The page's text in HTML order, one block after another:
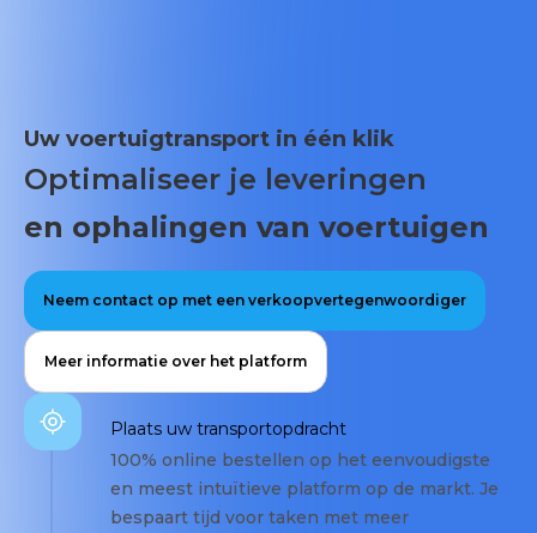
Uw voertuigtransport in één klik
Optimaliseer je leveringen
en ophalingen van voertuigen
Neem contact op met een verkoopvertegenwoordiger
Meer informatie over het platform
Plaats uw transportopdracht
100% online bestellen op het eenvoudigste
en meest intuïtieve platform op de markt. Je
bespaart tijd voor taken met meer